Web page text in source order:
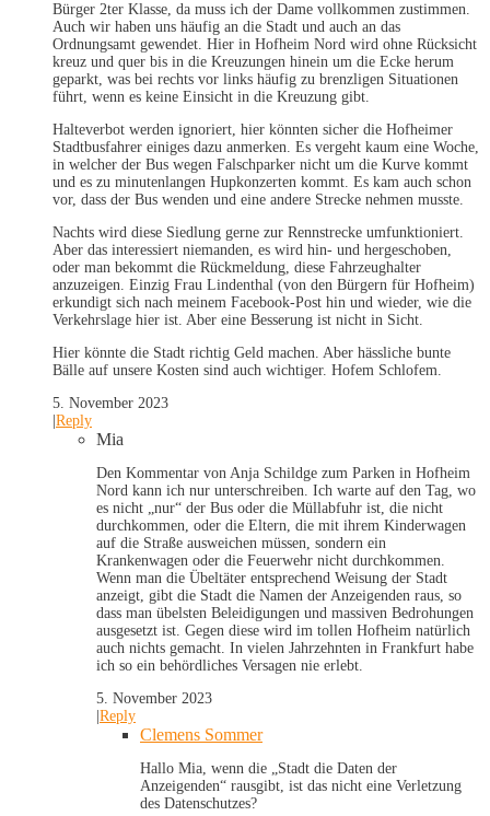
Bürger 2ter Klasse, da muss ich der Dame vollkommen zustimmen.
Auch wir haben uns häufig an die Stadt und auch an das
Ordnungsamt gewendet. Hier in Hofheim Nord wird ohne Rücksicht
kreuz und quer bis in die Kreuzungen hinein um die Ecke herum
geparkt, was bei rechts vor links häufig zu brenzligen Situationen
führt, wenn es keine Einsicht in die Kreuzung gibt.
Halteverbot werden ignoriert, hier könnten sicher die Hofheimer
Stadtbusfahrer einiges dazu anmerken. Es vergeht kaum eine Woche,
in welcher der Bus wegen Falschparker nicht um die Kurve kommt
und es zu minutenlangen Hupkonzerten kommt. Es kam auch schon
vor, dass der Bus wenden und eine andere Strecke nehmen musste.
Nachts wird diese Siedlung gerne zur Rennstrecke umfunktioniert.
Aber das interessiert niemanden, es wird hin- und hergeschoben,
oder man bekommt die Rückmeldung, diese Fahrzeughalter
anzuzeigen. Einzig Frau Lindenthal (von den Bürgern für Hofheim)
erkundigt sich nach meinem Facebook-Post hin und wieder, wie die
Verkehrslage hier ist. Aber eine Besserung ist nicht in Sicht.
Hier könnte die Stadt richtig Geld machen. Aber hässliche bunte
Bälle auf unsere Kosten sind auch wichtiger. Hofem Schlofem.
5. November 2023
Reply
Mia
Den Kommentar von Anja Schildge zum Parken in Hofheim
Nord kann ich nur unterschreiben. Ich warte auf den Tag, wo
es nicht „nur“ der Bus oder die Müllabfuhr ist, die nicht
durchkommen, oder die Eltern, die mit ihrem Kinderwagen
auf die Straße ausweichen müssen, sondern ein
Krankenwagen oder die Feuerwehr nicht durchkommen.
Wenn man die Übeltäter entsprechend Weisung der Stadt
anzeigt, gibt die Stadt die Namen der Anzeigenden raus, so
dass man übelsten Beleidigungen und massiven Bedrohungen
ausgesetzt ist. Gegen diese wird im tollen Hofheim natürlich
auch nichts gemacht. In vielen Jahrzehnten in Frankfurt habe
ich so ein behördliches Versagen nie erlebt.
5. November 2023
Reply
Clemens Sommer
Hallo Mia, wenn die „Stadt die Daten der
Anzeigenden“ rausgibt, ist das nicht eine Verletzung
des Datenschutzes?